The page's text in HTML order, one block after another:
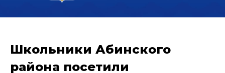
Школьники Абинского
района посетили